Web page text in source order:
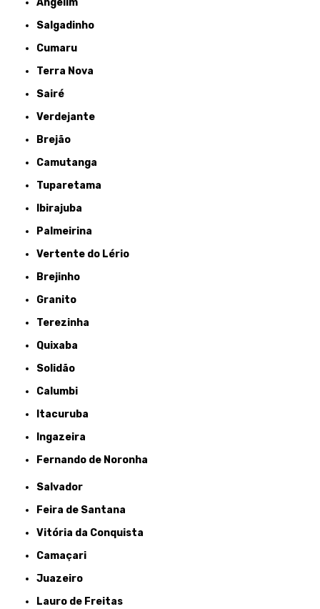
Angelim
Salgadinho
Cumaru
Terra Nova
Sairé
Verdejante
Brejão
Camutanga
Tuparetama
Ibirajuba
Palmeirina
Vertente do Lério
Brejinho
Granito
Terezinha
Quixaba
Solidão
Calumbi
Itacuruba
Ingazeira
Fernando de Noronha
Salvador
Feira de Santana
Vitória da Conquista
Camaçari
Juazeiro
Lauro de Freitas